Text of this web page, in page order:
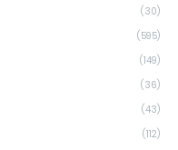
(30)
(595)
(149)
(36)
(43)
(112)